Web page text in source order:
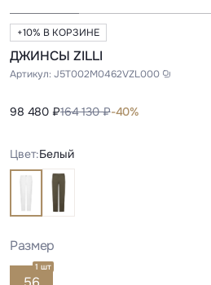
+10% В КОРЗИНЕ
ДЖИНСЫ ZILLI
Артикул: J5T002M0462VZL000
98 480 ₽164 130 ₽-40%
Цвет:Белый
Размер
1 шт